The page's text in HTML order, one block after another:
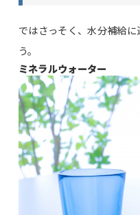
ではさっそく、水分補給
う。
ミネラルウォーター